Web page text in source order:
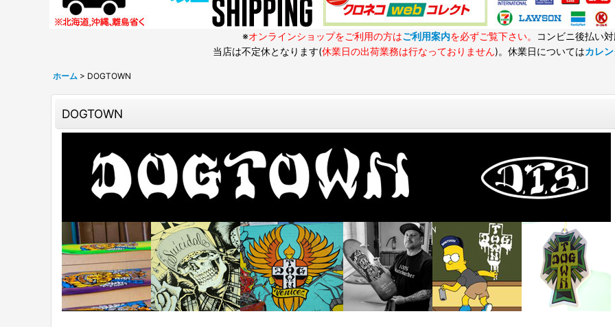
※オンラインショップをご利用の方はご利用案内を必ずご覧下さい。
コンビニ後払い対
当店は不定休となります(休業日の出荷業務は行なっておりません)。休業日についてはカレ
ホーム > DOGTOWN
DOGTOWN